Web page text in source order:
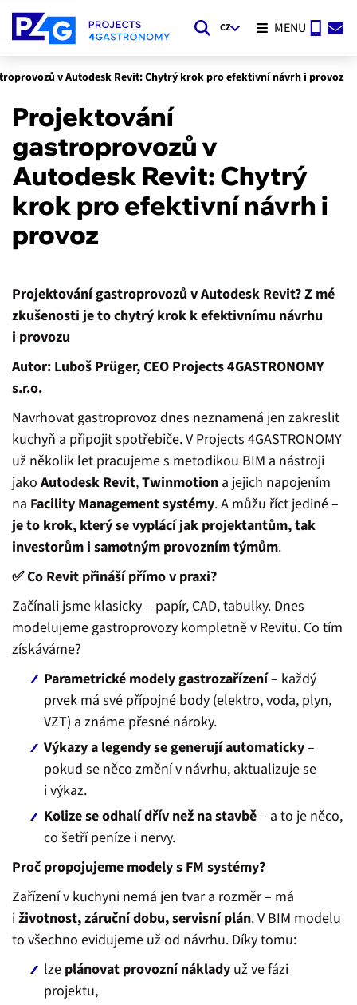
CZ MENU
v Autodesk Revit: Chytrý krok pro efektivní návrh i provoz
Projektování
gastroprovozů v
Autodesk Revit: Chytrý
krok pro efektivní návrh i
provoz
4.7.2025
Projektování gastroprovozů v Autodesk Revit? Z mé
zkušenosti je to chytrý krok k efektivnímu návrhu
i provozu
Autor: Luboš Prüger, CEO Projects 4GASTRONOMY
s.r.o.
Navrhovat gastroprovoz dnes neznamená jen zakreslit
kuchyň a připojit spotřebiče. V Projects 4GASTRONOMY
už několik let pracujeme s metodikou BIM a nástroji
jako Autodesk Revit,Twinmotion a jejich napojením
na Facility Management systémy. A můžu říct jediné –
je to krok, který se vyplácí jak projektantům, tak
investorům i samotným provozním týmům.
✅ Co Revit přináší přímo v praxi?
Začínali jsme klasicky – papír, CAD, tabulky. Dnes
modelujeme gastroprovozy kompletně v Revitu. Co tím
získáváme?
Parametrické modely gastrozařízení– každý
prvek má své přípojné body (elektro, voda, plyn,
VZT) a známe přesné nároky.
Výkazy a legendy se generují automaticky–
pokud se něco změní v návrhu, aktualizuje se
i výkaz.
Kolize se odhalí dřív než na stavbě– a to je něco,
co šetří peníze i nervy.
Proč propojujeme modely s FM systémy?
Zařízení v kuchyni nemá jen tvar a rozměr – má
iživotnost, záruční dobu, servisní plán. V BIM modelu
to všechno evidujeme už od návrhu. Díky tomu:
lze plánovat provozní náklady už ve fázi
projektu,